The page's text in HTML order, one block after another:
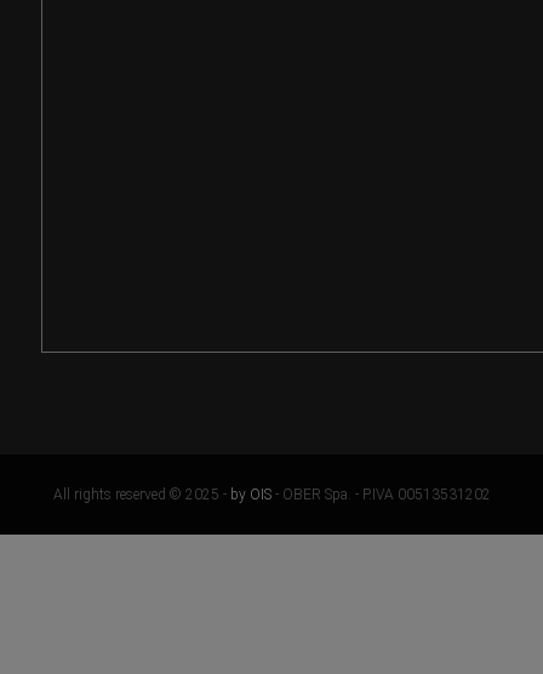
All rights reserved © 2025 - by OIS- OBER Spa. - P.IVA 00513531202